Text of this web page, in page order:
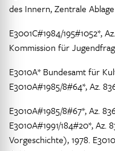
des Innern, Zentrale Ablage
E3001C#1984/195#1052*,
Kommission für
E3010A* Bundesamt für
E3010A#1985/8#64*, Az.
E3010A#1985/8#67*, Az.
E3010A#1991/184#20*, Az.
Vorgeschichte), 1978.